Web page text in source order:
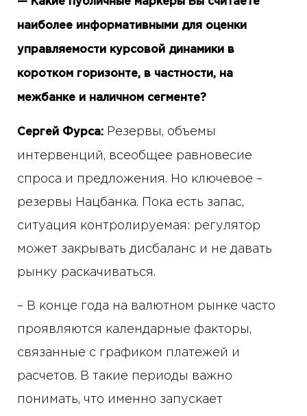
наиболее информативными для оценки
управляемости курсовой динамики в
коротком горизонте, в частности, на
межбанке и наличном сегменте?
Сергей Фурса: Резервы, объемы
интервенций, всеобщее равновесие
спроса и предложения. Но ключевое –
резервы Нацбанка. Пока есть запас,
ситуация контролируемая: регулятор
может закрывать дисбаланс и не давать
рынку раскачиваться.
– В конце года на валютном рынке часто
проявляются календарные факторы,
связанные с графиком платежей и
расчетов. В такие периоды важно
понимать, что именно запускает